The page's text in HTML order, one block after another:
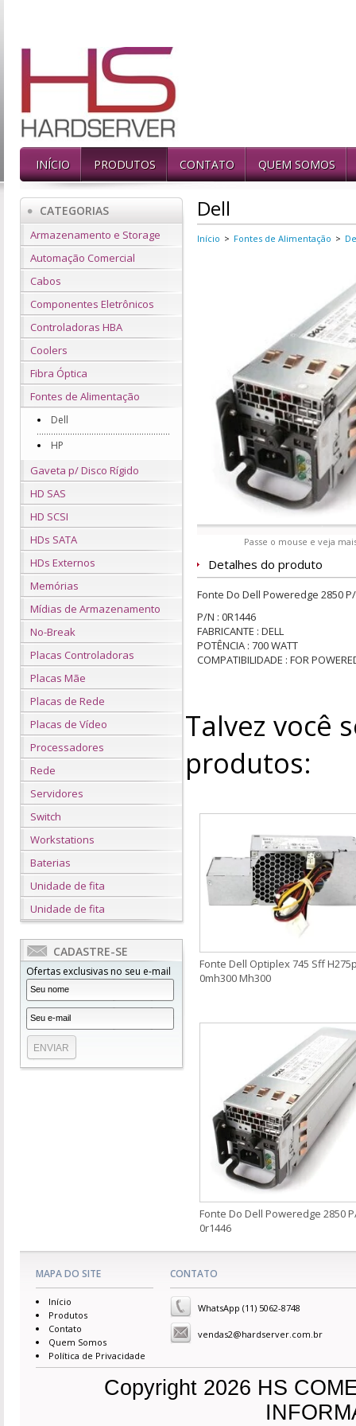
INÍCIO PRODUTOS CONTATO QUEM SOMOS
CATEGORIAS
Armazenamento e Storage
Automação Comercial
Cabos
Componentes Eletrônicos
Controladoras HBA
Coolers
Fibra Óptica
Fontes de Alimentação
Dell
HP
Gaveta p/ Disco Rígido
HD SAS
HD SCSI
HDs SATA
HDs Externos
Memórias
Mídias de Armazenamento
No-Break
Placas Controladoras
Placas Mãe
Placas de Rede
Placas de Vídeo
Processadores
Rede
Servidores
Switch
Workstations
Baterias
Unidade de fita
Unidade de fita
CADASTRE-SE
Ofertas exclusivas no seu e-mail
Dell
Início > Fontes de Alimentação >
Passe o mouse e veja
Detalhes do produto
Fonte Do Dell Poweredge 2850
P/N : 0R1446
FABRICANTE : DELL
POTÊNCIA : 700 WATT
COMPATIBILIDADE : FOR
Talvez você
produtos:
Fonte Dell Optiplex 745 Sff
0mh300 Mh300
Fonte Do Dell Poweredge 2850
0r1446
MAPA DO SITE
Início
Produtos
Contato
Quem Somos
Política de Privacidade
CONTATO
WhatsApp (11) 5062-8748
vendas2@hardserver.com.br
Copyright 2026 HS